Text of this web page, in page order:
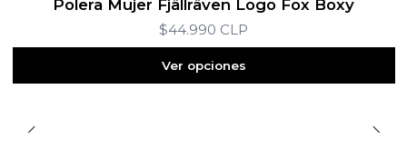
Polera Mujer Fjällräven Logo Fox Boxy
$44.990 CLP
Ver opciones